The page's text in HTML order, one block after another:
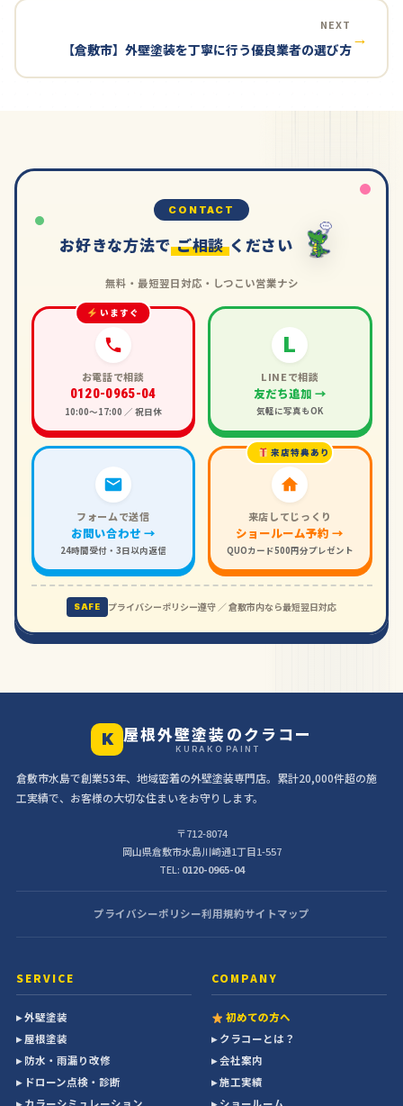
NEXT
【倉敷市】外壁塗装を丁寧に行う優良業者の選び方
→
CONTACT
お好きな方法で ご相談 ください
無料・最短翌日対応・しつこい営業ナシ
いますぐ
お電話で相談
0120-0965-04
10:00〜17:00 ／ 祝日休
L
LINEで相談
友だち追加 →
気軽に写真もOK
フォームで送信
お問い合わせ →
24時間受付・3日以内返信
来店特典あり
来店してじっくり
ショールーム予約 →
QUOカード500円分プレゼント
SAFE プライバシーポリシー遵守 ／ 倉敷市内なら最短翌日対応
K 屋根外壁塗装のクラコー
KURAKO PAINT
倉敷市水島で創業53年、地域密着の外壁塗装専門店。累計20,000件超の施
工実績で、お客様の大切な住まいをお守りします。
〒712-8074
岡山県倉敷市水島川崎通1丁目1-557
TEL: 0120-0965-04
プライバシーポリシー利用規約サイトマップ
SERVICE
▸ 外壁塗装
▸ 屋根塗装
▸ 防水・雨漏り改修
▸ ドローン点検・診断
COMPANY
初めての方へ
▸ クラコーとは？
▸ 会社案内
▸ 施工実績